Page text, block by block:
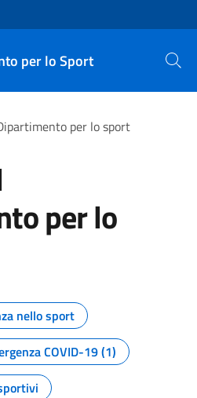
per lo Sport Cerca
per lo sport
per lo
della pagina
nello sport
COVID-19 (1)